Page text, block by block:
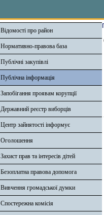
Відомості про район
Нормативно-правова база
Публічні закупівлі
Публічна інформація
Запобігання проявам корупції
Державний реєстр виборців
Центр зайнятості інформує
Оголошення
Захист прав та інтересів дітей
Безоплатна правова допомога
Вивчення громадської думки
Спостережна комісія